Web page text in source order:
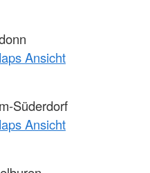
Ansicht
Süderdorf
Ansicht